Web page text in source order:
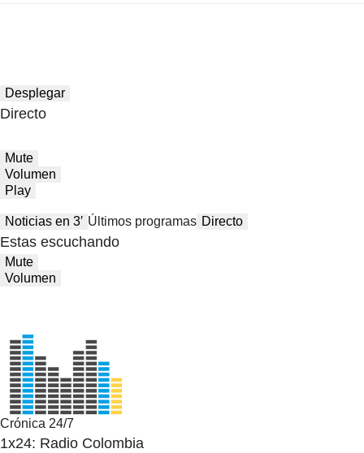
Desplegar
Directo
Mute
Volumen
Play
Noticias en 3′ Últimos programas Directo
Estas escuchando
Mute
Volumen
Crónica 24/7
1x24: Radio Colombia